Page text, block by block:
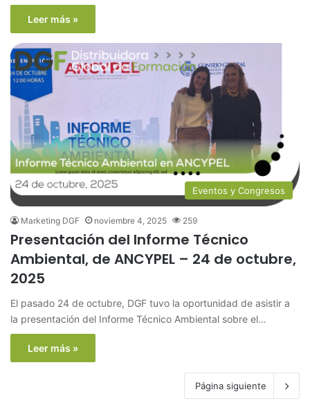
Leer más »
Eventos y Congresos
Marketing DGF noviembre 4, 2025 259
Presentación del Informe Técnico
Ambiental, de ANCYPEL – 24 de octubre,
2025
El pasado 24 de octubre, DGF tuvo la oportunidad de asistir a
la presentación del Informe Técnico Ambiental sobre el…
Leer más »
Página siguiente